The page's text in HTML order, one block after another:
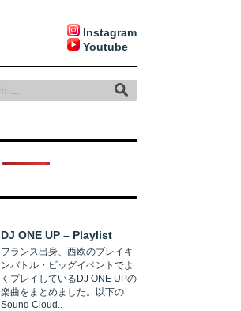
Instagram
Youtube
DJ ONE UP – Playlist
フランス出身、西欧のブレイキ
ンバトル・ビッグイベントでよ
くプレイしているDJ ONE UPの
楽曲をまとめました。以下の
Sound Cloud..